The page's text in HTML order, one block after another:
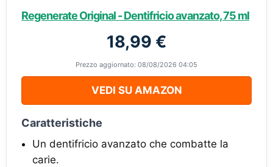
Regenerate Original - Dentifricio avanzato, 75 ml
18,99 €
Prezzo aggiornato: 08/08/2026 04:05
VEDI SU AMAZON
Caratteristiche
Un dentifricio avanzato che combatte la
carie.